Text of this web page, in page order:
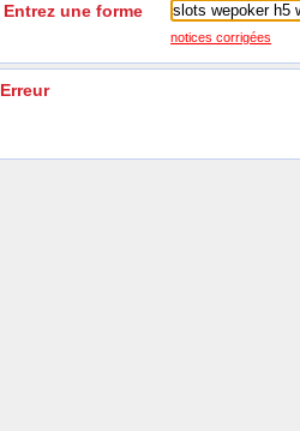
Entrez une forme
notices corrigées
Erreur